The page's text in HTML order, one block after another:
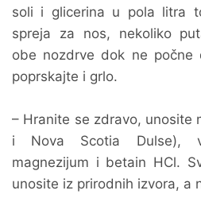
soli i glicerina u pola litra
spreja za nos, nekoliko
obe nozdrve dok ne
poprskajte i grlo.
– Hranite se zdravo, unosite
i Nova Scotia Dulse),
magnezijum i betain HCl.
unosite iz prirodnih izvora, a